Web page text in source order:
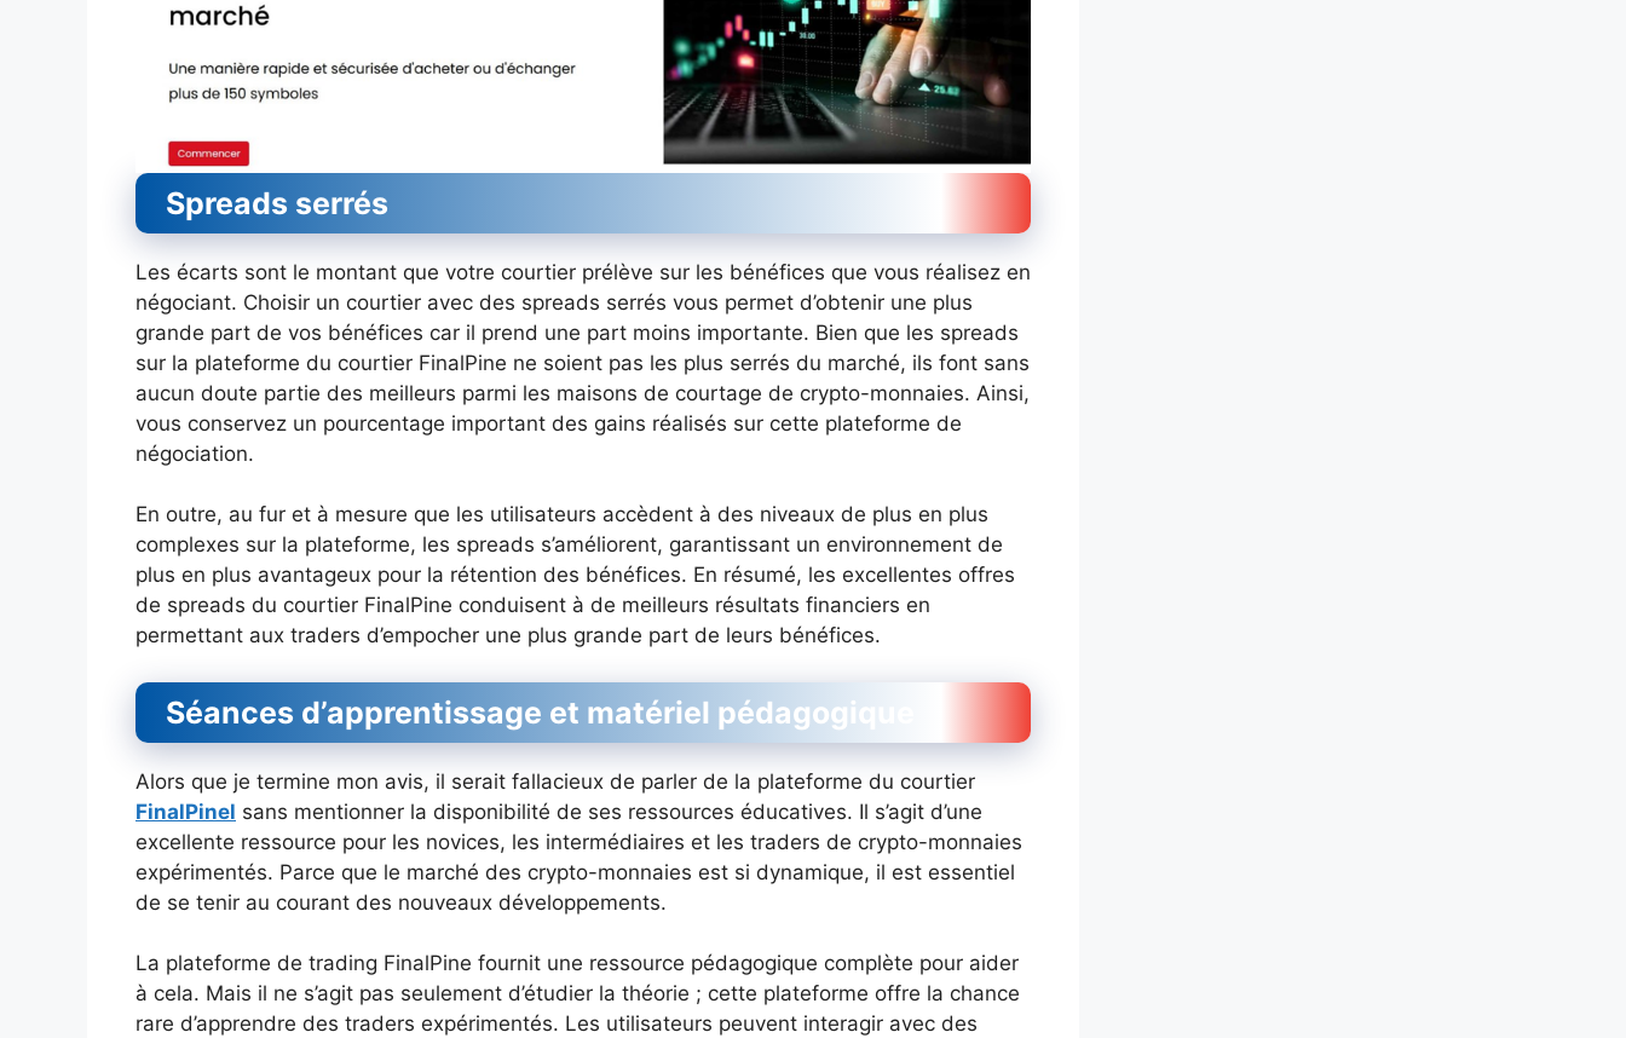
Spreads serrés
Les écarts sont le montant que votre courtier prélève sur les bénéfices que vous réalisez en
négociant. Choisir un courtier avec des spreads serrés vous permet d’obtenir une plus
grande part de vos bénéfices car il prend une part moins importante. Bien que les spreads
sur la plateforme du courtier FinalPine ne soient pas les plus serrés du marché, ils font sans
aucun doute partie des meilleurs parmi les maisons de courtage de crypto-monnaies. Ainsi,
vous conservez un pourcentage important des gains réalisés sur cette plateforme de
négociation.
En outre, au fur et à mesure que les utilisateurs accèdent à des niveaux de plus en plus
complexes sur la plateforme, les spreads s’améliorent, garantissant un environnement de
plus en plus avantageux pour la rétention des bénéfices. En résumé, les excellentes offres
de spreads du courtier FinalPine conduisent à de meilleurs résultats financiers en
permettant aux traders d’empocher une plus grande part de leurs bénéfices.
Séances d’apprentissage et matériel pédagogique
Alors que je termine mon avis, il serait fallacieux de parler de la plateforme du courtier
FinalPinel sans mentionner la disponibilité de ses ressources éducatives. Il s’agit d’une
excellente ressource pour les novices, les intermédiaires et les traders de crypto-monnaies
expérimentés. Parce que le marché des crypto-monnaies est si dynamique, il est essentiel
de se tenir au courant des nouveaux développements.
La plateforme de trading FinalPine fournit une ressource pédagogique complète pour aider
à cela. Mais il ne s’agit pas seulement d’étudier la théorie ; cette plateforme offre la chance
rare d’apprendre des traders expérimentés. Les utilisateurs peuvent interagir avec des